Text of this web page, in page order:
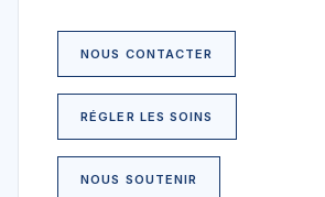
NOUS CONTACTER
RÉGLER LES SOINS
NOUS SOUTENIR